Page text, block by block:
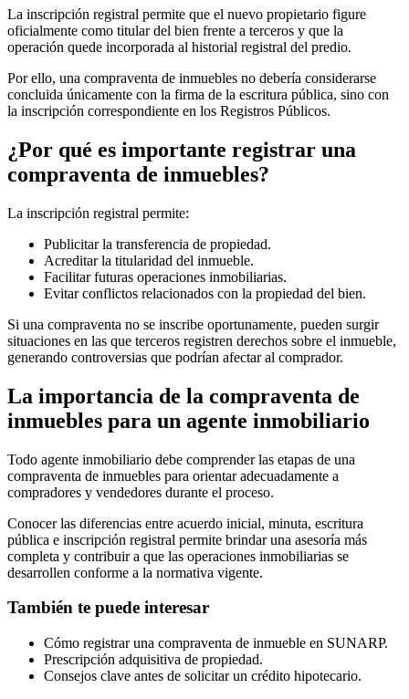
La inscripción registral permite que el nuevo propietario figure
oficialmente como titular del bien frente a terceros y que la
operación quede incorporada al historial registral del predio.
Por ello, una compraventa de inmuebles no debería considerarse
concluida únicamente con la firma de la escritura pública, sino con
la inscripción correspondiente en los Registros Públicos.
¿Por qué es importante registrar una
compraventa de inmuebles?
La inscripción registral permite:
Publicitar la transferencia de propiedad.
Acreditar la titularidad del inmueble.
Facilitar futuras operaciones inmobiliarias.
Evitar conflictos relacionados con la propiedad del bien.
Si una compraventa no se inscribe oportunamente, pueden surgir
situaciones en las que terceros registren derechos sobre el inmueble,
generando controversias que podrían afectar al comprador.
La importancia de la compraventa de
inmuebles para un agente inmobiliario
Todo agente inmobiliario debe comprender las etapas de una
compraventa de inmuebles para orientar adecuadamente a
compradores y vendedores durante el proceso.
Conocer las diferencias entre acuerdo inicial, minuta, escritura
pública e inscripción registral permite brindar una asesoría más
completa y contribuir a que las operaciones inmobiliarias se
desarrollen conforme a la normativa vigente.
También te puede interesar
Cómo registrar una compraventa de inmueble en SUNARP.
Prescripción adquisitiva de propiedad.
Consejos clave antes de solicitar un crédito hipotecario.